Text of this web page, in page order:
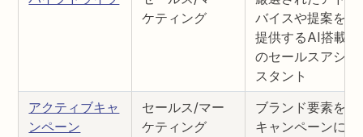
ケティング
バイスや提案を
提供するAI搭載
のセールスアシ
スタント
アクティブキャ
ンペーン
セールス/マー
ケティング
ブランド要素を
キャンペーンに